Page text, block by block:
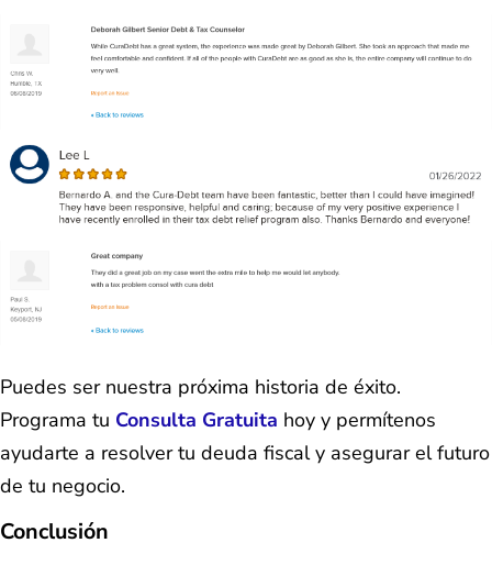
Puedes ser nuestra próxima historia de éxito.
Programa tu Consulta Gratuita hoy y permítenos
ayudarte a resolver tu deuda fiscal y asegurar el futuro
de tu negocio.
Conclusión